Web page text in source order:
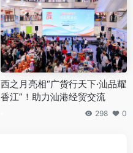
西之月亮相“广货行天下·汕品耀
香江”！助力汕港经贸交流
298 0